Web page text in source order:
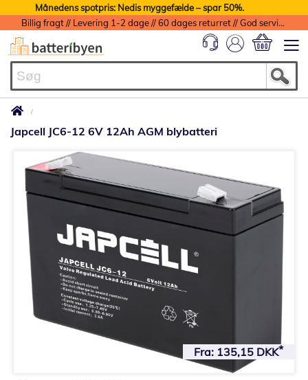
Månedens spotpris: Nedis myggefælde – spar 50%.
Billig fragt // Levering 1-2 dage // 60 dages returret // God service med garanti
Japcell JC6-12 6V 12Ah AGM blybatteri
slutningen
billedgalleriet
Fra: 135,15 DKK